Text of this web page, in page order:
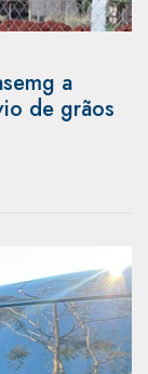
a
de grãos